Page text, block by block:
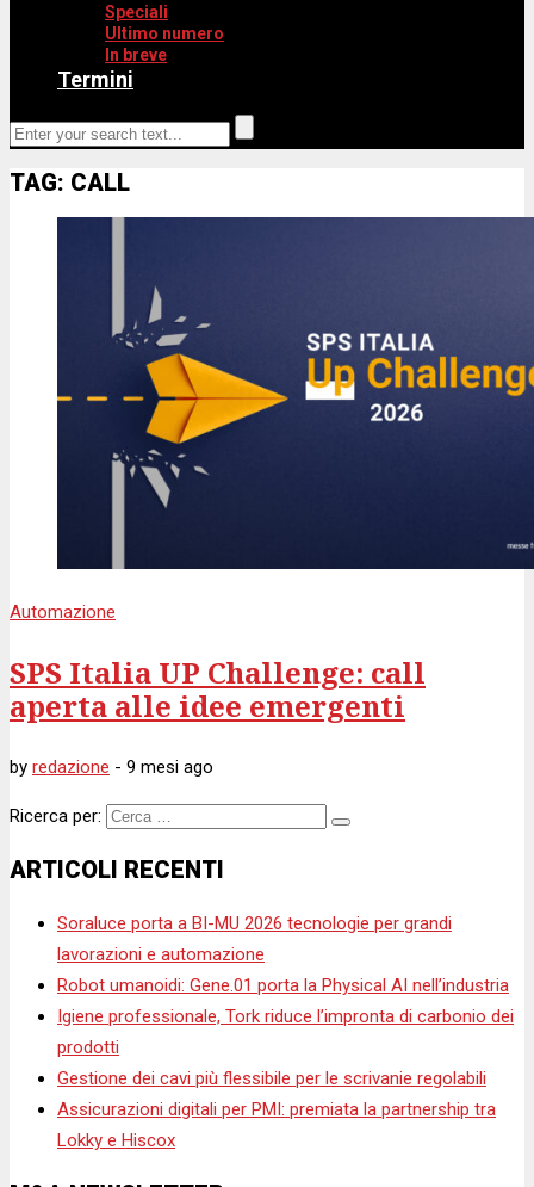
Speciali
Ultimo numero
In breve
Termini
TAG: CALL
Automazione
SPS Italia UP Challenge: call
aperta alle idee emergenti
by redazione - 9 mesi ago
Ricerca per:
ARTICOLI RECENTI
Soraluce porta a BI-MU 2026 tecnologie per grandi
lavorazioni e automazione
Robot umanoidi: Gene.01 porta la Physical AI nell’industria
Igiene professionale, Tork riduce l’impronta di carbonio dei
prodotti
Gestione dei cavi più flessibile per le scrivanie regolabili
Assicurazioni digitali per PMI: premiata la partnership tra
Lokky e Hiscox